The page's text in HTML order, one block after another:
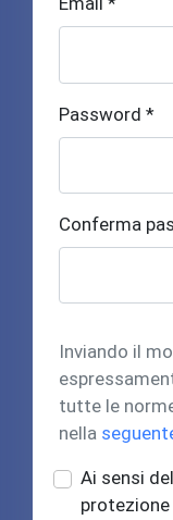
Password *
Conferma
Inviando il
tutte le
nella
Ai sensi